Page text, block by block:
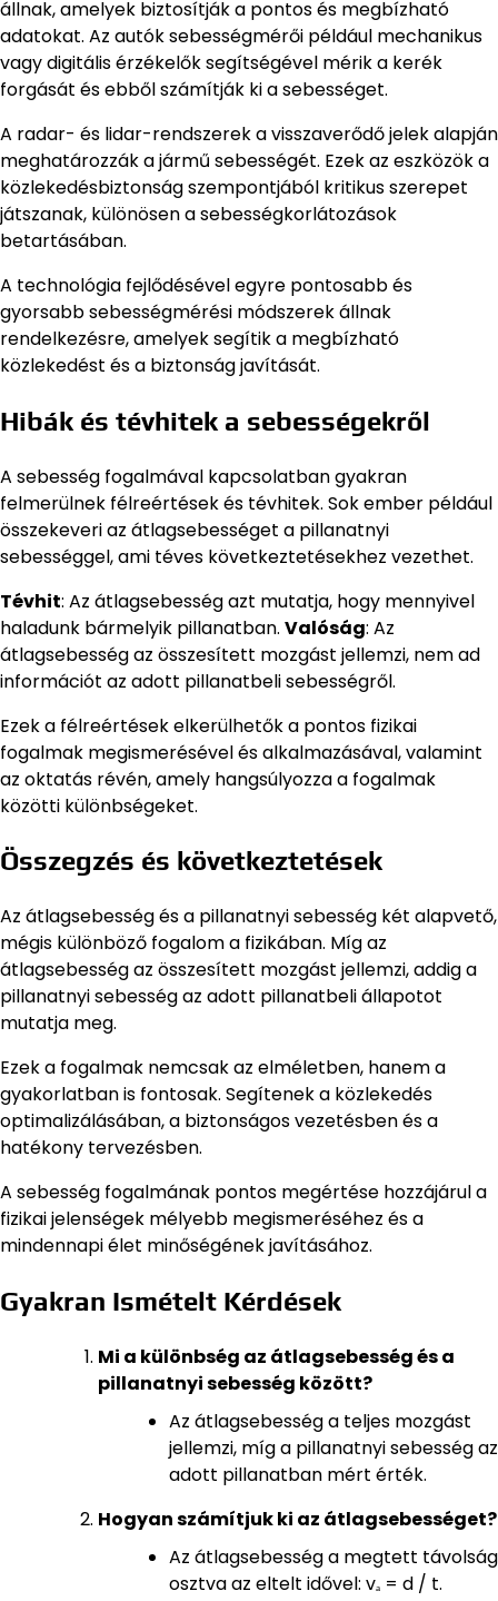
állnak, amelyek biztosítják a pontos és megbízható
adatokat. Az autók sebességmérői például mechanikus
vagy digitális érzékelők segítségével mérik a kerék
forgását és ebből számítják ki a sebességet.
A radar- és lidar-rendszerek a visszaverődő jelek alapján
meghatározzák a jármű sebességét. Ezek az eszközök a
közlekedésbiztonság szempontjából kritikus szerepet
játszanak, különösen a sebességkorlátozások
betartásában.
A technológia fejlődésével egyre pontosabb és
gyorsabb sebességmérési módszerek állnak
rendelkezésre, amelyek segítik a megbízható
közlekedést és a biztonság javítását.
Hibák és tévhitek a sebességekről
A sebesség fogalmával kapcsolatban gyakran
felmerülnek félreértések és tévhitek. Sok ember például
összekeveri az átlagsebességet a pillanatnyi
sebességgel, ami téves következtetésekhez vezethet.
Tévhit: Az átlagsebesség azt mutatja, hogy mennyivel
haladunk bármelyik pillanatban. Valóság: Az
átlagsebesség az összesített mozgást jellemzi, nem ad
információt az adott pillanatbeli sebességről.
Ezek a félreértések elkerülhetők a pontos fizikai
fogalmak megismerésével és alkalmazásával, valamint
az oktatás révén, amely hangsúlyozza a fogalmak
közötti különbségeket.
Összegzés és következtetések
Az átlagsebesség és a pillanatnyi sebesség két alapvető,
mégis különböző fogalom a fizikában. Míg az
átlagsebesség az összesített mozgást jellemzi, addig a
pillanatnyi sebesség az adott pillanatbeli állapotot
mutatja meg.
Ezek a fogalmak nemcsak az elméletben, hanem a
gyakorlatban is fontosak. Segítenek a közlekedés
optimalizálásában, a biztonságos vezetésben és a
hatékony tervezésben.
A sebesség fogalmának pontos megértése hozzájárul a
fizikai jelenségek mélyebb megismeréséhez és a
mindennapi élet minőségének javításához.
Gyakran Ismételt Kérdések
Mi a különbség az átlagsebesség és a
pillanatnyi sebesség között?
Az átlagsebesség a teljes mozgást
jellemzi, míg a pillanatnyi sebesség az
adott pillanatban mért érték.
Hogyan számítjuk ki az átlagsebességet?
Az átlagsebesség a megtett távolság
osztva az eltelt idővel: vₐ = d / t.